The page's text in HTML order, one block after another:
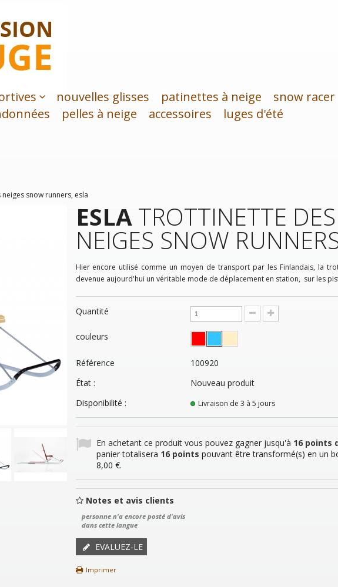
nouvelles glisses patinettes à neige snow racer
pelles à neige accessoires luges d'été
snow runners, esla
ESLATROTTINETTE DES
NEIGES SNOW
Hier encore utilisé comme un moyen de transport par les Finlandais, la
devenue aujourd'hui un véritable mode de déplacement en station, sur les
Quantité
couleurs
Référence
100920
État :
Nouveau produit
Disponibilité :
Livraison de 3 à 5 jours
En achetant ce produit vous pouvez gagner jusqu'à 16points
panier totalisera 16points pouvant être transformé(s) en un
8,00 €.
Notes et avis clients
personne n'a encore posté d'avis
dans cette langue
EVALUEZ-LE
Imprimer